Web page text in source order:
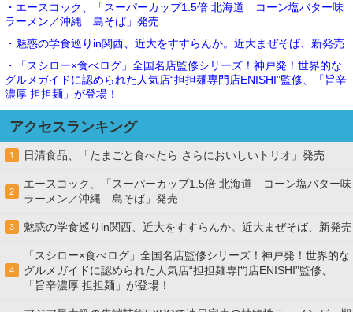
・エースコック、「スーパーカップ1.5倍 北海道 コーン塩バター味
ラーメン／沖縄 島そば」発売
・魅惑の学食巡りin関西、近大をすすらんか。近大まぜそば、新発売
・「スシロー×食べログ」全国名店監修シリーズ！神戸発！世界的な
グルメガイドに認められた人気店“担担麺専門店ENISHI”監修、「旨辛
濃厚 担担麺」が登場！
アクセスランキング
1 日清食品、「たまごと食べたら さらにおいしいトリオ」発売
2
エースコック、「スーパーカップ1.5倍 北海道 コーン塩バター味
ラーメン／沖縄 島そば」発売
3 魅惑の学食巡りin関西、近大をすすらんか。近大まぜそば、新発売
4
「スシロー×食べログ」全国名店監修シリーズ！神戸発！世界的な
グルメガイドに認められた人気店“担担麺専門店ENISHI”監修、
「旨辛濃厚 担担麺」が登場！